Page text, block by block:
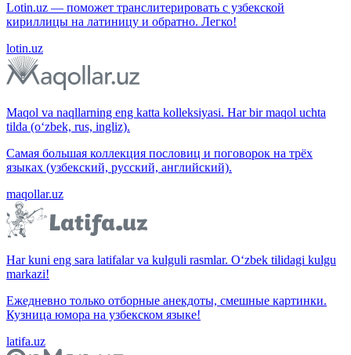
Lotin.uz — поможет транслитерировать с узбекской
кириллицы на латиницу и обратно. Легко!
lotin.uz
Maqol va naqllarning eng katta kolleksiyasi. Har bir maqol uchta
tilda (o‘zbek, rus, ingliz).
Самая большая коллекция пословиц и поговорок на трёх
языках (узбекский, русский, английский).
maqollar.uz
Har kuni eng sara latifalar va kulguli rasmlar. O‘zbek tilidagi kulgu
markazi!
Ежедневно только отборные анекдоты, смешные картинки.
Кузница юмора на узбекском языке!
latifa.uz